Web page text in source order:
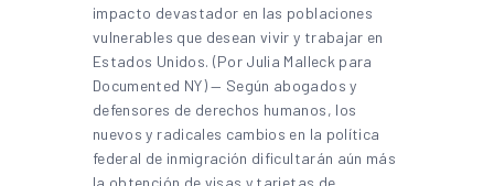
impacto devastador en las poblaciones
vulnerables que desean vivir y trabajar en
Estados Unidos. (Por Julia Malleck para
Documented NY) — Según abogados y
defensores de derechos humanos, los
nuevos y radicales cambios en la política
federal de inmigración dificultarán aún más